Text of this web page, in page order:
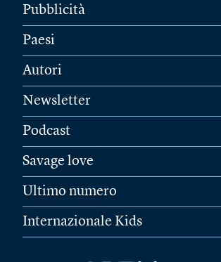
Pubblicità
Paesi
Autori
Newsletter
Podcast
Savage love
Ultimo numero
Internazionale Kids